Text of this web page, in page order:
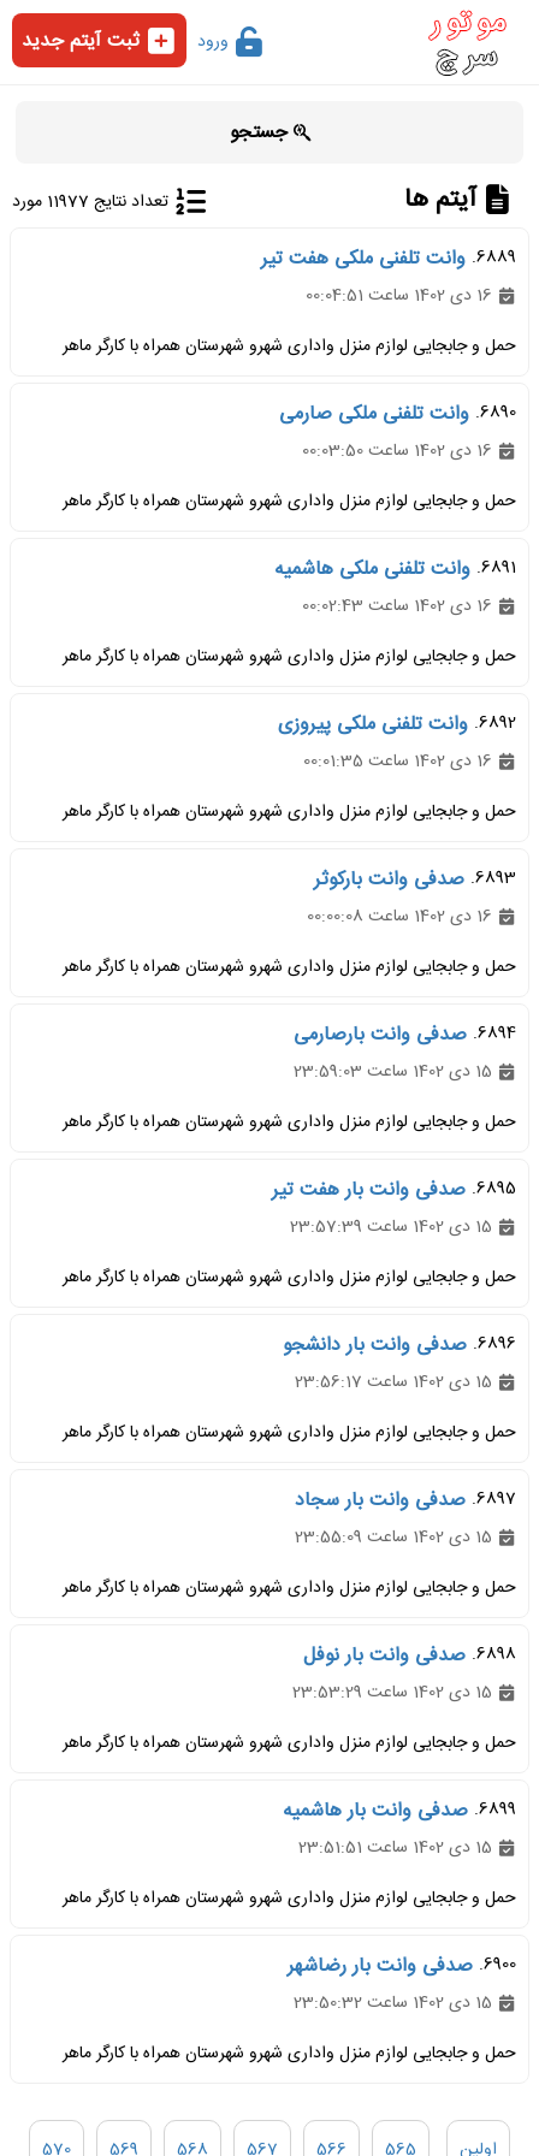
ورود ثبت آیتم جدید
جستجو
آیتم ها
تعداد نتایج 11977 مورد
6889. وانت تلفنی ملکی هفت تیر
حمل و جابجایی لوازم منزل واداری شهرو شهرستان همراه با کارگر ماهر
6890. وانت تلفنی ملکی صارمی
حمل و جابجایی لوازم منزل واداری شهرو شهرستان همراه با کارگر ماهر
6891. وانت تلفنی ملکی هاشمیه
حمل و جابجایی لوازم منزل واداری شهرو شهرستان همراه با کارگر ماهر
6892. وانت تلفنی ملکی پیروزی
حمل و جابجایی لوازم منزل واداری شهرو شهرستان همراه با کارگر ماهر
6893. صدفی وانت بارکوثر
حمل و جابجایی لوازم منزل واداری شهرو شهرستان همراه با کارگر ماهر
6894. صدفی وانت بارصارمی
حمل و جابجایی لوازم منزل واداری شهرو شهرستان همراه با کارگر ماهر
6895. صدفی وانت بار هفت تیر
حمل و جابجایی لوازم منزل واداری شهرو شهرستان همراه با کارگر ماهر
6896. صدفی وانت بار دانشجو
حمل و جابجایی لوازم منزل واداری شهرو شهرستان همراه با کارگر ماهر
6897. صدفی وانت بار سجاد
حمل و جابجایی لوازم منزل واداری شهرو شهرستان همراه با کارگر ماهر
6898. صدفی وانت بار نوفل
حمل و جابجایی لوازم منزل واداری شهرو شهرستان همراه با کارگر ماهر
6899. صدفی وانت بار هاشمیه
حمل و جابجایی لوازم منزل واداری شهرو شهرستان همراه با کارگر ماهر
6900. صدفی وانت بار رضاشهر
حمل و جابجایی لوازم منزل واداری شهرو شهرستان همراه با کارگر ماهر
اولین 565
566
567
568
569
570